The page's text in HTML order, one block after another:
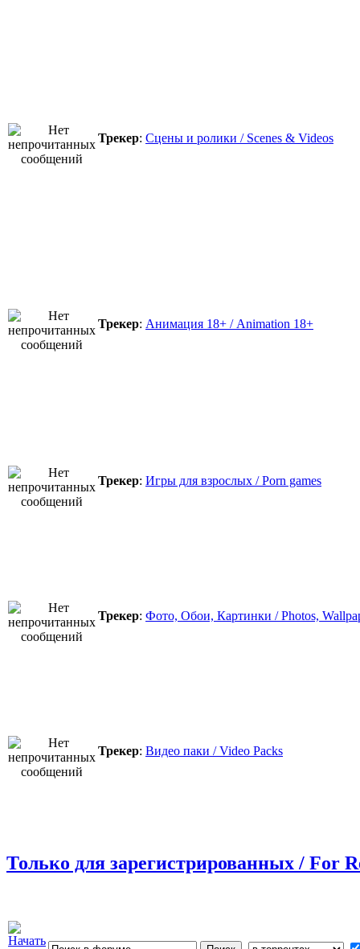
Трекер: Сцены и ролики / Scenes & Videos
Трекер: Анимация 18+ / Animation 18+
Трекер: Игры для взрослых / Porn games
Трекер: Фото, Обои, Картинки / Photos,
Трекер: Видео паки / Video Packs
Только для зарегистрированных / For